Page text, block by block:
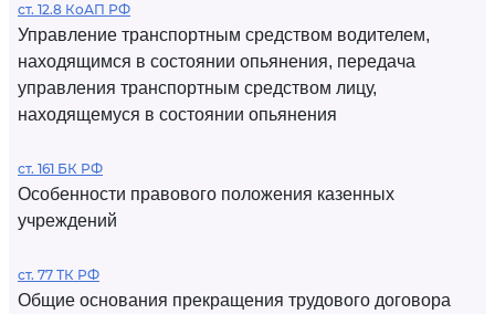
ст. 12.8 КоАП РФ
Управление транспортным средством водителем,
находящимся в состоянии опьянения, передача
управления транспортным средством лицу,
находящемуся в состоянии опьянения
ст. 161 БК РФ
Особенности правового положения казенных
учреждений
ст. 77 ТК РФ
Общие основания прекращения трудового договора